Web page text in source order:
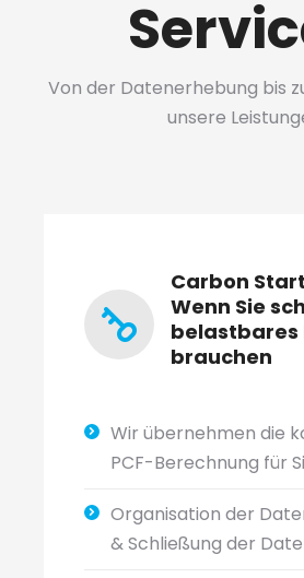
Von der Datenerhebung bis
unsere
Carbon
Wenn Sie
belastbares
brauchen
Wir übernehmen die
PCF-Berechnung für
Organisation der
& Schließung der